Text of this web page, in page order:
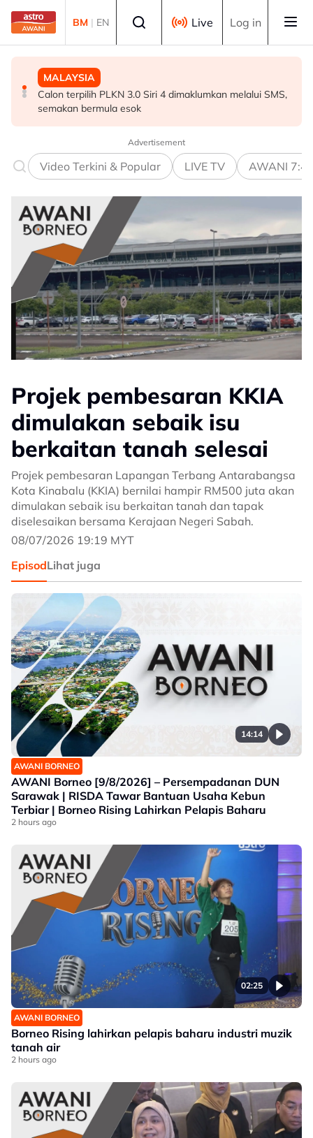
Skip to main content
BM | EN Live Log in
MALAYSIA
Calon terpilih PLKN 3.0 Siri 4 dimaklumkan melalui SMS,
semakan bermula esok
MALAYSIA
Perlu pendekatan menyeluruh masyarakat cegah
penyalahgunaan dadah dalam kalangan kanak-kanak -
MALAYSIA
Diplomasi budaya di Sarawak perkukuh hubungan
Malaysia-Indonesia
Advertisement
Video Terkini & Popular LIVE TV AWANI
Projek pembesaran KKIA
dimulakan sebaik isu
berkaitan tanah selesai
Projek pembesaran Lapangan Terbang Antarabangsa
Kota Kinabalu (KKIA) bernilai hampir RM500 juta akan
dimulakan sebaik isu berkaitan tanah dan tapak
diselesaikan bersama Kerajaan Negeri Sabah.
08/07/2026 19:19 MYT
EpisodLihat juga
14:14
AWANI BORNEO
AWANI Borneo [9/8/2026] – Persempadanan DUN
Sarawak | RISDA Tawar Bantuan Usaha Kebun
Terbiar | Borneo Rising Lahirkan Pelapis Baharu
2 hours ago
02:25
AWANI BORNEO
Borneo Rising lahirkan pelapis baharu industri muzik
tanah air
2 hours ago